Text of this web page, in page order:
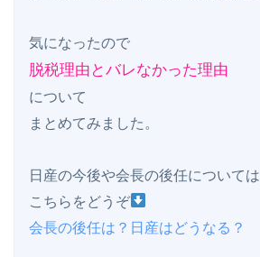
脱税理由とバレなかった理由
について
まとめてみました。
日産の今後や会長の後任については
こちらをどうぞ
会長の後任は？日産はどうなる？